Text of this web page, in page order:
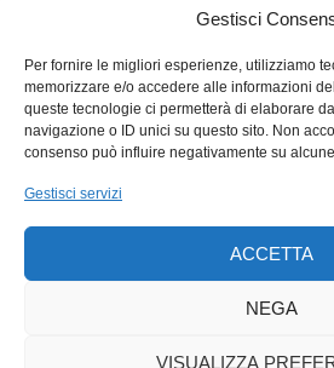
Gestisci
Per fornire le migliori esperienze, utilizziamo
memorizzare e/o accedere alle informazioni
queste tecnologie ci permetterà di elaborare
navigazione o ID unici su questo sito. Non
consenso può influire negativamente su
Gestisci servizi
ACCETTA
NEGA
VISUALIZZA